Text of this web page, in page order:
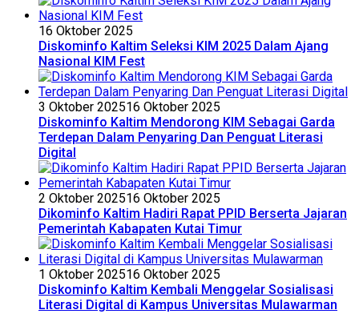
16 Oktober 2025
Diskominfo Kaltim Seleksi KIM 2025 Dalam Ajang
Nasional KIM Fest
3 Oktober 202516 Oktober 2025
Diskominfo Kaltim Mendorong KIM Sebagai Garda
Terdepan Dalam Penyaring Dan Penguat Literasi
Digital
2 Oktober 202516 Oktober 2025
Dikominfo Kaltim Hadiri Rapat PPID Berserta Jajaran
Pemerintah Kabapaten Kutai Timur
1 Oktober 202516 Oktober 2025
Diskominfo Kaltim Kembali Menggelar Sosialisasi
Literasi Digital di Kampus Universitas Mulawarman